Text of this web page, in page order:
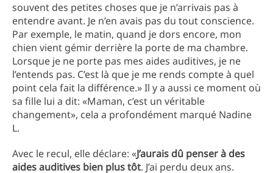
souvent des petites choses que je n’arrivais pas à
entendre avant. Je n’en avais pas du tout conscience.
Par exemple, le matin, quand je dors encore, mon
chien vient gémir derrière la porte de ma chambre.
Lorsque je ne porte pas mes aides auditives, je ne
l’entends pas. C’est là que je me rends compte à quel
point cela fait la différence.» Il y a aussi ce moment où
sa fille lui a dit: «Maman, c’est un véritable
changement», cela a profondément marqué Nadine
L.
Avec le recul, elle déclare: «J’aurais dû penser à des
aides auditives bien plus tôt. J’ai perdu deux ans.